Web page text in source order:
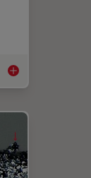
How to Select the